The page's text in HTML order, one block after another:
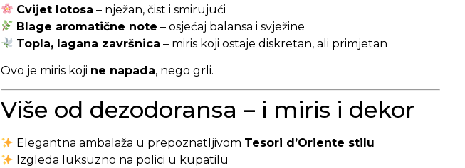
Cvijet lotosa – nježan, čist i smirujući
Blage aromatične note – osjećaj balansa i svježine
Topla, lagana završnica – miris koji ostaje diskretan, ali primjetan
Ovo je miris koji ne napada, nego grli.
Više od dezodoransa – i miris i dekor
Elegantna ambalaža u prepoznatljivom Tesori d’Oriente stilu
Izgleda luksuzno na polici u kupatilu